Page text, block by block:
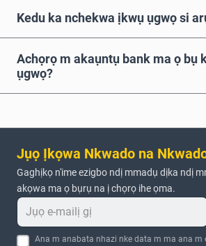
Kedu ka nchekwa ịkwụ ụgwọ si
Achọrọ m akaụntụ bank ma ọ bụ
ụgwọ?
Jụọ Ịkọwa Nkwado na
Gaghịkọ n'ime ezigbo ndị mmadụ dịka ndị
akọwa ma ọ bụrụ na ị chọrọ ihe ọma.
Ana m anabata nhazi nke data m ma ana m